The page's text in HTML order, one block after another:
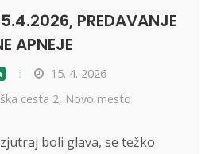
PREDAVANJE
APNEJE
15. 4. 2026
cesta 2, Novo mesto
boli glava, se težko